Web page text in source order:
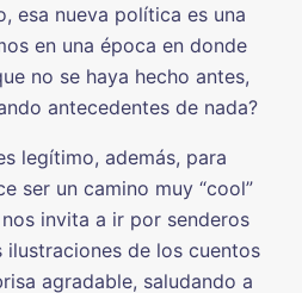
esa nueva política es una
en una época en donde
no se haya hecho antes,
antecedentes de nada?
legítimo, además, para
ser un camino muy “cool”
invita a ir por senderos
ilustraciones de los cuentos
agradable, saludando a